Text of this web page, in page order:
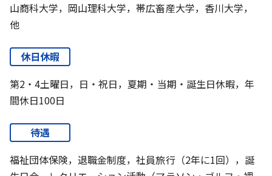
山商科大学，岡山理科大学，帯広畜産大学，香川大学，
他
休日休暇
第2・4土曜日，日・祝日，夏期・当期・誕生日休暇，年
間休日100日
待遇
福祉団体保険，退職金制度，社員旅行（2年に1回），誕